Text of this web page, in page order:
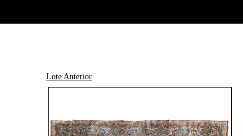
Lote Anterior